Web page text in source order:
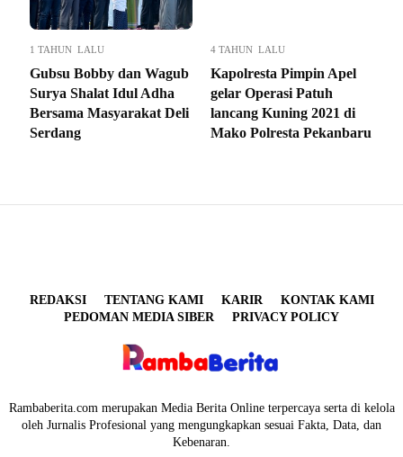
1 TAHUN LALU
Gubsu Bobby dan Wagub
Surya Shalat Idul Adha
Bersama Masyarakat Deli
Serdang
4 TAHUN LALU
Kapolresta Pimpin Apel
gelar Operasi Patuh
lancang Kuning 2021 di
Mako Polresta Pekanbaru
REDAKSI TENTANG KAMI KARIR
KONTAK KAMI
PEDOMAN MEDIA SIBER
PRIVACY POLICY
Rambaberita.com merupakan Media Berita Online terpercaya serta di kelola
oleh Jurnalis Profesional yang mengungkapkan sesuai Fakta, Data, dan
Kebenaran.